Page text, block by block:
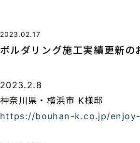
2023.02.17
ボルダリング施工実績更新の
2023.2.8
神奈川県・横浜市 K様邸
https://bouhan-k.co.jp/